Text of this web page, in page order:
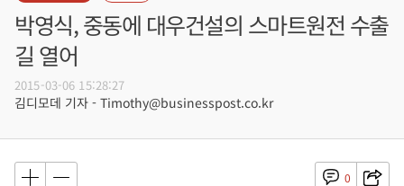
박영식, 중동에 대우건설의 스마트원전 수출
길 열어
2015-03-06 15:28:27
김디모데 기자 - Timothy@businesspost.co.kr
0